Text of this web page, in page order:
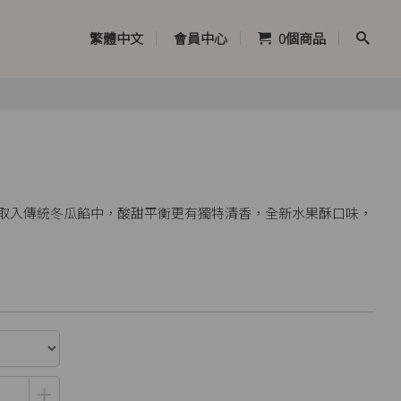
繁體中文 會員中心 0個商品
入傳統冬瓜餡中，酸甜平衡更有獨特清香，全新水果酥口味，